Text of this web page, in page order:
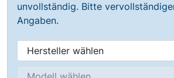
unvollständig. Bitte
Angaben.